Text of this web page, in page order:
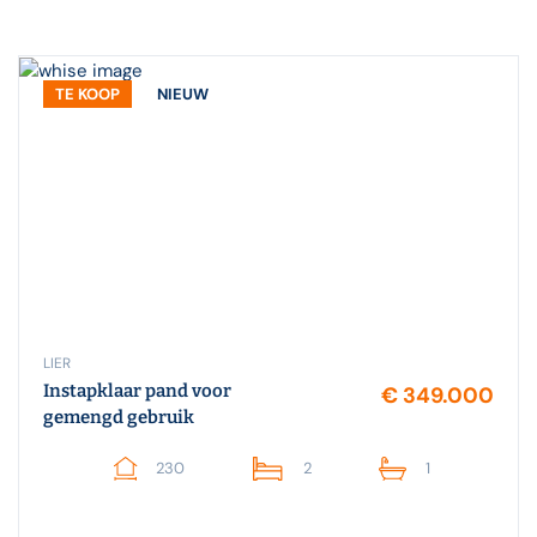
TE KOOP NIEUW
LIER
Instapklaar pand voor
gemengd gebruik
€ 349.000
230 2 1